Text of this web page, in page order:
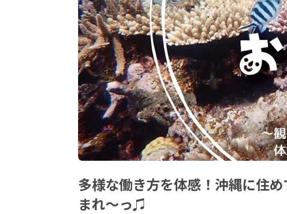
多様な働き方を体感！沖縄に住
まれ〜っ♫